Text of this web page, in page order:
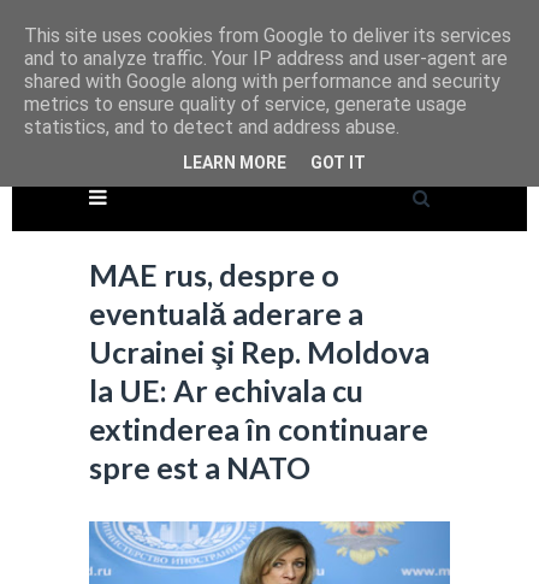
MAE rus, despre o
eventuală aderare a
Ucrainei şi Rep. Moldova
la UE: Ar echivala cu
extinderea în continuare
spre est a NATO
This site uses cookies from Google to deliver its services
and to analyze traffic. Your IP address and user-agent are
shared with Google along with performance and security
metrics to ensure quality of service, generate usage
statistics, and to detect and address abuse.
LEARN MORE GOT IT